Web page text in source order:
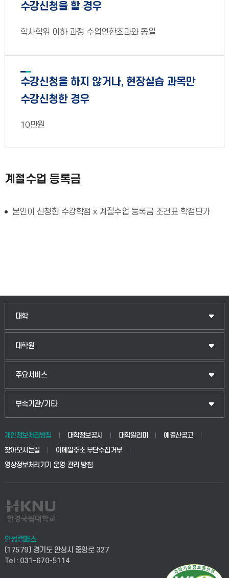
수강신청을 할 경우
학사학위 이하 과정 수업연한초과와 동일
수강신청을 하지 않거나, 현장실습 과목만
수강신청한 경우
10만원
계절수업 등록금
본인이 신청한 수강학점 x 계절수업 등록금 조견표 학점단가
대학
대학원
주요서비스
부속기관/기타
개인정보처리방침 대학정보공시 대학알리미
예결산공고
찾아오시는길
이메일주소 무단수집거부
영상정보처리기기 운영·관리 방침
안성캠퍼스
(17579) 경기도 안성시 중앙로 327
Tel : 031-670-5114